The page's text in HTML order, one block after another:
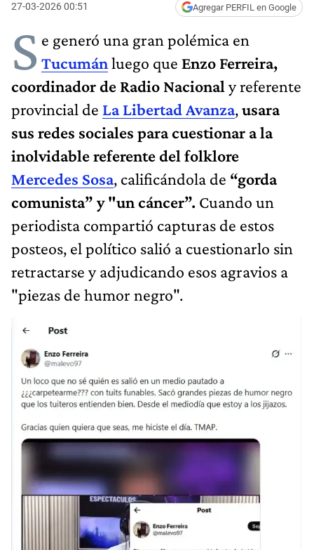
27-03-2026 00:51 Agregar PERFIL en Google
S e generó una gran polémica en
Tucumánluego que Enzo Ferreira,
coordinador de Radio Nacional y referente
provincial de La Libertad Avanza,usara
sus redes sociales para cuestionar a la
inolvidable referente del folklore
Mercedes Sosa, calificándola de “gorda
comunista” y "un cáncer”. Cuando un
periodista compartió capturas de estos
posteos, el político salió a cuestionarlo sin
retractarse y adjudicando esos agravios a
"piezas de humor negro".